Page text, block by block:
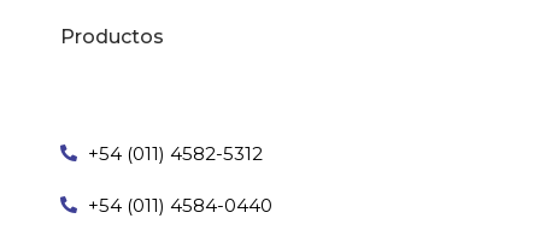
Productos
+54 (011) 4582-5312
+54 (011) 4584-0440